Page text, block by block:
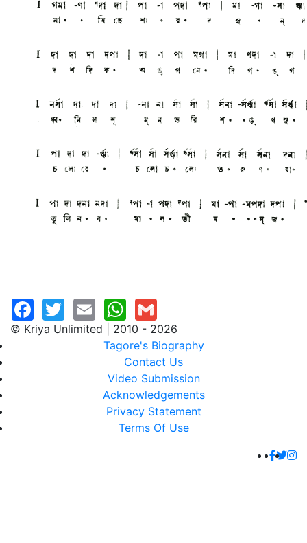
© Kriya Unlimited | 2010 - 2026
Tagore's Biography
Contact Us
Video Submission
Acknowledgements
Privacy Statement
Terms Of Use